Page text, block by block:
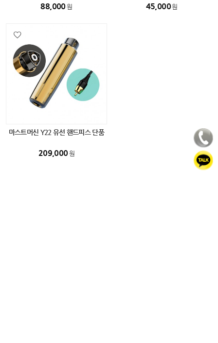
88,000원 45,000원
마스트머신 Y22 유선 핸드피스 단품
209,000원